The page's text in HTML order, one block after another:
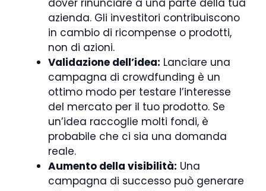
azienda. Gli investitori contribuiscono
in cambio di ricompense o prodotti,
non di azioni.
Validazione dell’idea: Lanciare una
campagna di crowdfunding è un
ottimo modo per testare l’interesse
del mercato per il tuo prodotto. Se
un’idea raccoglie molti fondi, è
probabile che ci sia una domanda
reale.
Aumento della visibilità: Una
campagna di successo può generare